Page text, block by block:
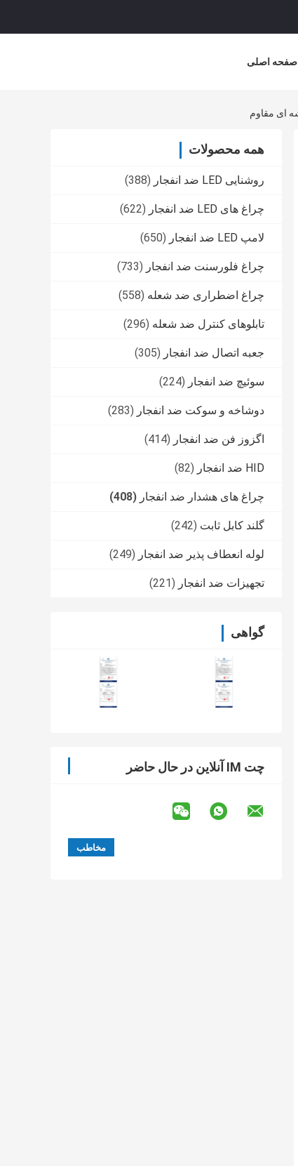
صفحه اصلی
همه محصولات
روشنایی LED ضد انفجار (388)
چراغ های LED ضد انفجار (622)
لامپ LED ضد انفجار (650)
چراغ فلورسنت ضد انفجار (733)
چراغ اضطراری ضد شعله (558)
تابلوهای کنترل ضد شعله (296)
جعبه اتصال ضد انفجار (305)
سوئیچ ضد انفجار (224)
دوشاخه و سوکت ضد انفجار (283)
اگزوز فن ضد انفجار (414)
HID ضد انفجار (82)
چراغ های هشدار ضد انفجار (408)
گلند کابل ثابت (242)
لوله انعطاف پذیر ضد انفجار (249)
تجهیزات ضد انفجار (221)
گواهی
چت IM آنلاین در حال حاضر